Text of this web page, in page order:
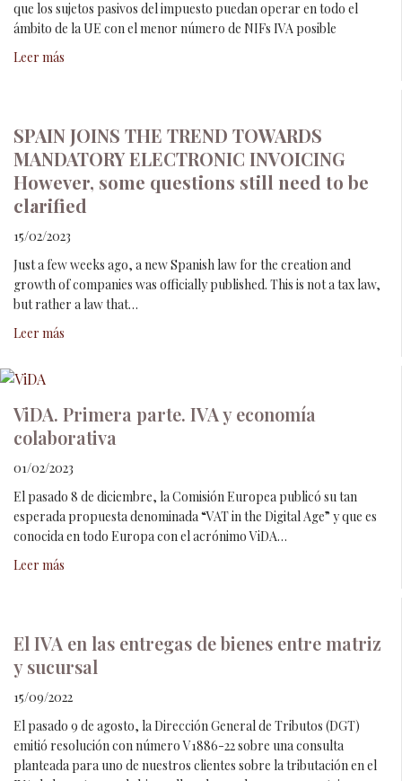
que los sujetos pasivos del impuesto puedan operar en todo el
ámbito de la UE con el menor número de NIFs IVA posible
Leer más
SPAIN JOINS THE TREND TOWARDS
MANDATORY ELECTRONIC INVOICING
However, some questions still need to be
clarified
15/02/2023
Just a few weeks ago, a new Spanish law for the creation and
growth of companies was officially published. This is not a tax law,
but rather a law that…
Leer más
ViDA. Primera parte. IVA y economía
colaborativa
01/02/2023
El pasado 8 de diciembre, la Comisión Europea publicó su tan
esperada propuesta denominada “VAT in the Digital Age” y que es
conocida en todo Europa con el acrónimo ViDA…
Leer más
El IVA en las entregas de bienes entre matriz
y sucursal
15/09/2022
El pasado 9 de agosto, la Dirección General de Tributos (DGT)
emitió resolución con número V1886-22 sobre una consulta
planteada para uno de nuestros clientes sobre la tributación en el